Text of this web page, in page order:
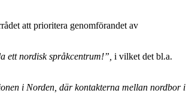
att prioritera genomförandet av
ett nordisk språkcentrum!”, i vilket det bl.a.
i Norden, där kontakterna mellan nordbor i